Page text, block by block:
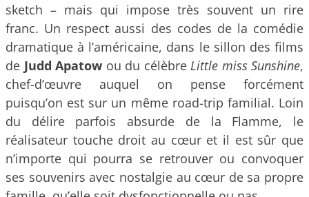
sketch – mais qui impose très souvent un rire
franc. Un respect aussi des codes de la comédie
dramatique à l’américaine, dans le sillon des films
de Judd Apatow ou du célèbre Little miss Sunshine,
chef-d’œuvre auquel on pense forcément
puisqu’on est sur un même road-trip familial. Loin
du délire parfois absurde de la Flamme, le
réalisateur touche droit au cœur et il est sûr que
n’importe qui pourra se retrouver ou convoquer
ses souvenirs avec nostalgie au cœur de sa propre